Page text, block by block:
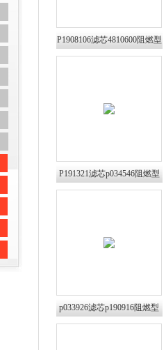
P1908106滤芯4810600阻燃型
过滤筒普优滤器
P191321滤芯p034546阻燃型
过滤筒普优滤器
p033926滤芯p190916阻燃型
过滤筒普优滤器